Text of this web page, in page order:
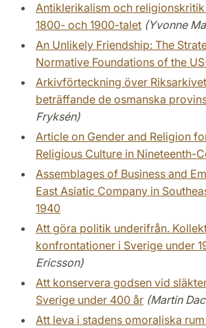
Antiklerikalism och
1800- och 1900-talet (Yvonne
An Unlikely Friendship: The
Normative Foundations of the
Arkivförteckning över
beträffande de osmanska
Fryksén)
Article on Gender and Religion
Religious Culture in Nineteenth-
Assemblages of Business and
East Asiatic Company in
1940
Att göra politik underifrån.
konfrontationer i Sverige under
Ericsson)
Att konservera godsen vid
Sverige under 400 år (Martin
Att leva i stadens omoraliska